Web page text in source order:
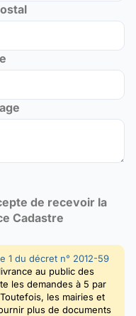
de recevoir la
Cadastre
1 du décret n° 2012-59
au public des
les demandes à 5 par
les mairies et
plus de documents